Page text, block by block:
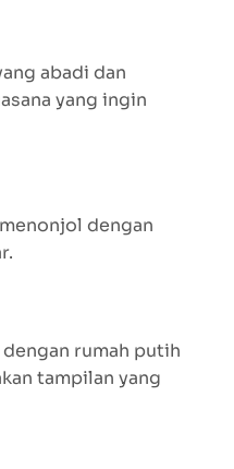
abadi dan
yang ingin
dengan
rumah putih
tampilan yang